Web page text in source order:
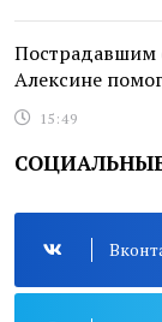
Пострадавшим
Алексине
15:49